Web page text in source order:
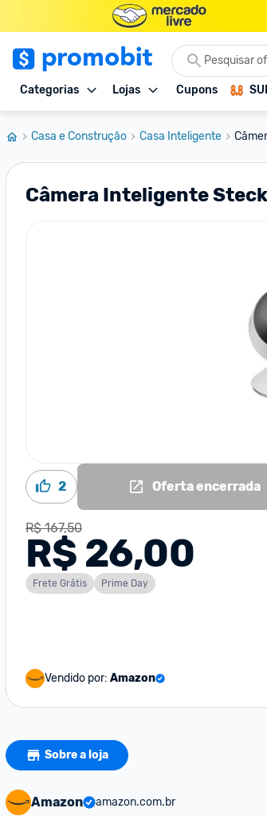
Categorias Lojas Cupons
Casa e Construção Casa Inteligente
Câmera Inteligente
2 Oferta encerrada
R$ 167,50
R$ 26,00
Frete Grátis Prime Day
Vendido por: Amazon
Sobre a loja
Amazon amazon.com.br